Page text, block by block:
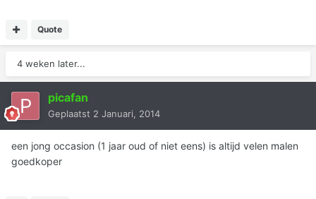
Quote
4 weken later...
picafan
Geplaatst 2 Januari, 2014
een jong occasion (1 jaar oud of niet eens) is altijd velen malen
goedkoper